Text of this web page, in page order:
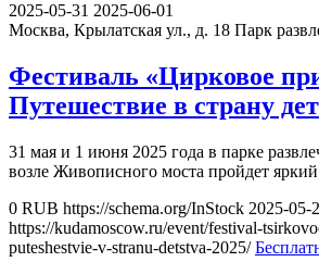
2025-05-31 2025-06-01
Москва, Крылатская ул., д. 18 Парк
Фестиваль «Цирковое
Путешествие в страну
31 мая и 1 июня 2025 года в парке
возле Живописного моста пройдет
0 RUB https://schema.org/InStock 2025-05-
https://kudamoscow.ru/event/festival-
puteshestvie-v-stranu-detstva-2025/